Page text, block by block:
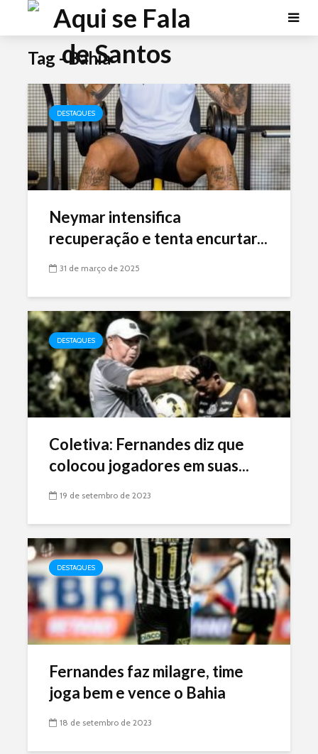
Tag - Bahia
DESTAQUES
Neymar intensifica
recuperação e tenta encurtar...
31 de março de 2025
DESTAQUES
Coletiva: Fernandes diz que
colocou jogadores em suas...
19 de setembro de 2023
DESTAQUES
Fernandes faz milagre, time
joga bem e vence o Bahia
18 de setembro de 2023